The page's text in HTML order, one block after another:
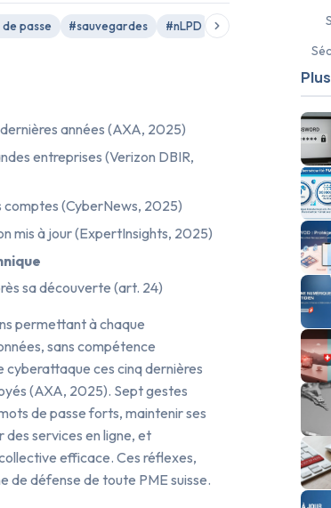
passe #sauvegardes #nLPD #Suisse romande
années (AXA, 2025)
entreprises (Verizon DBIR,
comptes (CyberNews, 2025)
mis à jour (ExpertInsights, 2025)
sa découverte (art. 24)
permettant à chaque
sans compétence
cyberattaque ces cinq dernières
(AXA, 2025). Sept gestes
de passe forts, maintenir ses
services en ligne, et
efficace. Ces réflexes,
de défense de toute PME suisse.